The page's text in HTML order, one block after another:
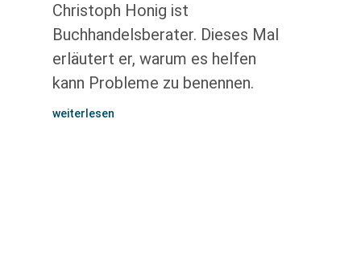
Christoph Honig ist
Buchhandelsberater. Dieses Mal
erläutert er, warum es helfen
kann Probleme zu benennen.
weiterlesen